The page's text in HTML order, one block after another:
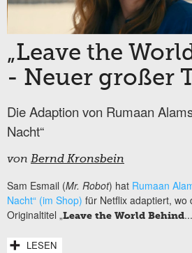
„Leave the
- Neuer großer
Die Adaption von Rumaan
Nacht“
von Bernd Kronsbein
Sam Esmail (Mr. Robot) hat Rumaan
Nacht“ (im Shop) für Netflix adaptiert, wo
Originaltitel „Leave the World Behind...
LESEN